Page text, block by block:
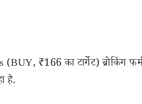
₹166 का टार्गेट) ब्रोकिंग
है.